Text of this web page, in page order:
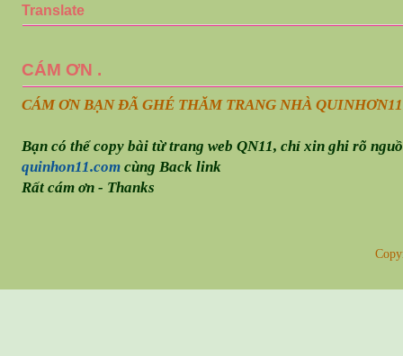
Translate
CÁM ƠN .
CÁM ƠN BẠN ĐÃ GHÉ THĂM TRANG NHÀ QUINHƠN
Bạn có thể copy bài từ trang web QN11, chỉ xin ghi rõ
quinhon11.comcùng Back link
Rất cám ơn - Thanks